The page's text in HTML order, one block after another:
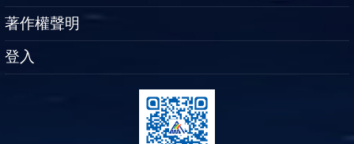
著作權聲明
登入